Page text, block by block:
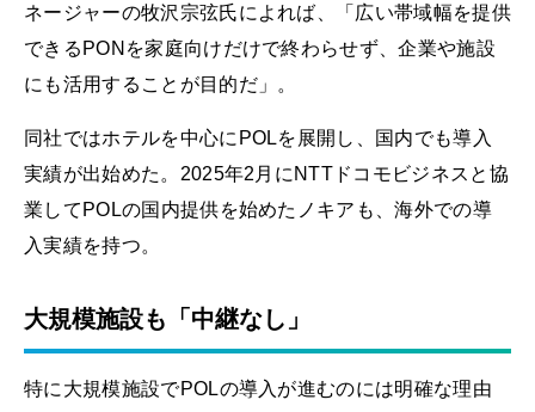
ネージャーの牧沢宗弦氏によれば、「広い帯域幅を提供
できるPONを家庭向けだけで終わらせず、企業や施設
にも活用することが目的だ」。
同社ではホテルを中心にPOLを展開し、国内でも導入
実績が出始めた。2025年2月にNTTドコモビジネスと協
業してPOLの国内提供を始めたノキアも、海外での導
入実績を持つ。
大規模施設も「中継なし」
特に大規模施設でPOLの導入が進むのには明確な理由